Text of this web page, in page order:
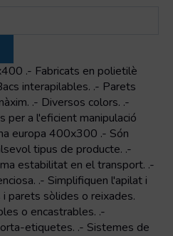
.- Fabricats en polietilè
interapilables. .- Parets
.- Diversos colors. .-
per a l'eficient manipulació
europa 400x300 .- Són
tipus de producte. .-
estabilitat en el transport. .-
.- Simplifiquen l'apilat i
parets sòlides o reixades.
o encastrables. .-
etiquetes. .- Sistemes de